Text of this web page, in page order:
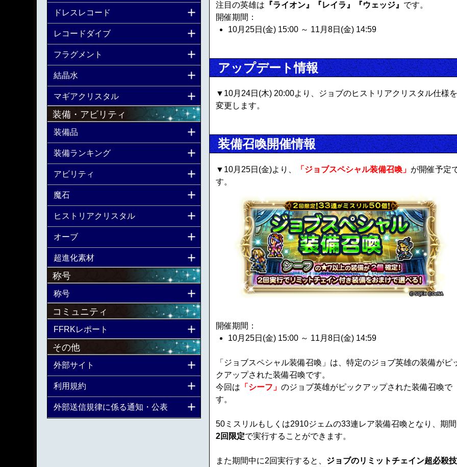
注目の英雄は 『ライオン』『レイラ』『ウェッジ』 です。
開催期間：
10月25日(金) 15:00 ～ 11月8日(金) 14:59
アップデート情報
▼10月24日(木) 20:00より、ジョブのヒストリアクリスタル仕様を
変更します。
装備召喚開催情報
▼10月25日(金)より、 「ジョブスペシャル装備召喚」 が開催予定
す。
開催期間：
10月25日(金) 15:00 ～ 11月8日(金) 14:59
「ジョブスペシャル装備召喚」は、特定のジョブ英雄の装備がピ
クアップされた装備召喚です。
今回は 「シーフ」 のジョブ英雄がピックアップされた装備召喚で
す。
50ミスリルもしくは2910ジェムの33連レア装備召喚となり、期
2回限定で実行することができます。
また期間中に2回実行すると、 ジョブのリミットチェイン超必殺技
ドレスレコード
レコードダイブ
フラグメント
結晶水
マギアクリスタル
装備・アビリティ
装備品
装備ランキング
アビリティ
魔石
ヒストリアクリスタル
オーブ
超進化素材
称号
称号
コミュニティ
FFRKレポート
その他
外部サイト
利用規約
外部送信規律に係る通知・公表